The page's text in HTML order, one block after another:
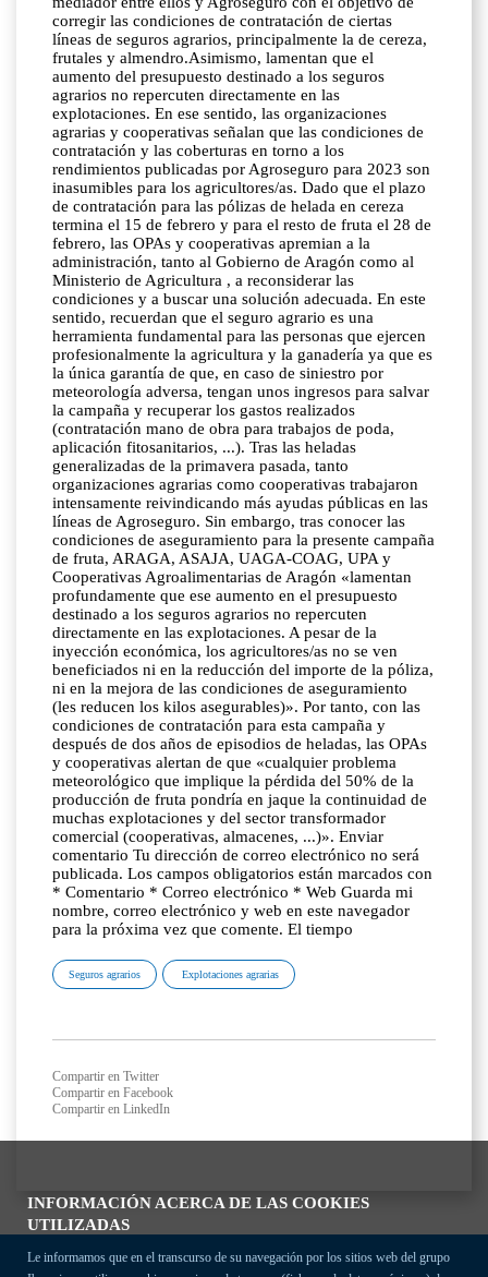
INFORMACIÓN ACERCA DE LAS COOKIES
UTILIZADAS
Le informamos que en el transcurso de su navegación por los sitios web del grupo
corregir las condiciones de contratación de ciertas
líneas de seguros agrarios, principalmente la de cereza,
frutales y almendro.Asimismo, lamentan que el
aumento del presupuesto destinado a los seguros
agrarios no repercuten directamente en las
explotaciones. En ese sentido, las organizaciones
agrarias y cooperativas señalan que las condiciones de
contratación y las coberturas en torno a los
rendimientos publicadas por Agroseguro para 2023 son
inasumibles para los agricultores/as. Dado que el plazo
de contratación para las pólizas de helada en cereza
termina el 15 de febrero y para el resto de fruta el 28 de
febrero, las OPAs y cooperativas apremian a la
administración, tanto al Gobierno de Aragón como al
Ministerio de Agricultura , a reconsiderar las
condiciones y a buscar una solución adecuada. En este
sentido, recuerdan que el seguro agrario es una
herramienta fundamental para las personas que ejercen
profesionalmente la agricultura y la ganadería ya que es
la única garantía de que, en caso de siniestro por
meteorología adversa, tengan unos ingresos para salvar
la campaña y recuperar los gastos realizados
(contratación mano de obra para trabajos de poda,
aplicación fitosanitarios, ...). Tras las heladas
generalizadas de la primavera pasada, tanto
organizaciones agrarias como cooperativas trabajaron
intensamente reivindicando más ayudas públicas en las
líneas de Agroseguro. Sin embargo, tras conocer las
condiciones de aseguramiento para la presente campaña
de fruta, ARAGA, ASAJA, UAGA-COAG, UPA y
Cooperativas Agroalimentarias de Aragón «lamentan
profundamente que ese aumento en el presupuesto
destinado a los seguros agrarios no repercuten
directamente en las explotaciones. A pesar de la
inyección económica, los agricultores/as no se ven
beneficiados ni en la reducción del importe de la póliza,
ni en la mejora de las condiciones de aseguramiento
(les reducen los kilos asegurables)». Por tanto, con las
condiciones de contratación para esta campaña y
después de dos años de episodios de heladas, las OPAs
y cooperativas alertan de que «cualquier problema
meteorológico que implique la pérdida del 50% de la
producción de fruta pondría en jaque la continuidad de
muchas explotaciones y del sector transformador
comercial (cooperativas, almacenes, ...)». Enviar
comentario Tu dirección de correo electrónico no será
publicada. Los campos obligatorios están marcados con
* Comentario * Correo electrónico * Web Guarda mi
nombre, correo electrónico y web en este navegador
para la próxima vez que comente. El tiempo
Seguros agrarios Explotaciones agrarias
Compartir en Twitter
Compartir en Facebook
Compartir en LinkedIn